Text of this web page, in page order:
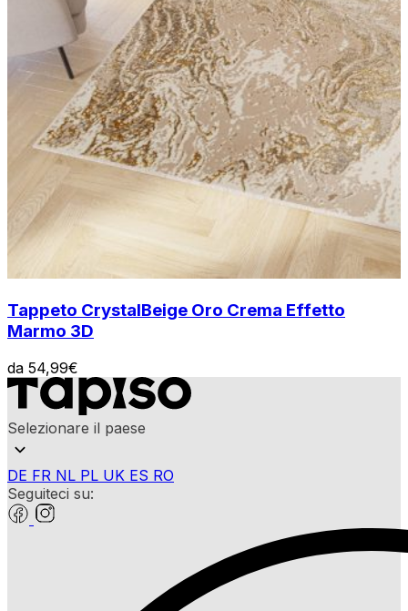
Tappeto CrystalBeige Oro Crema Effetto
Marmo 3D
da 54,99€
Selezionare il paese
DE FR NL PL UK ES RO
Seguiteci su: